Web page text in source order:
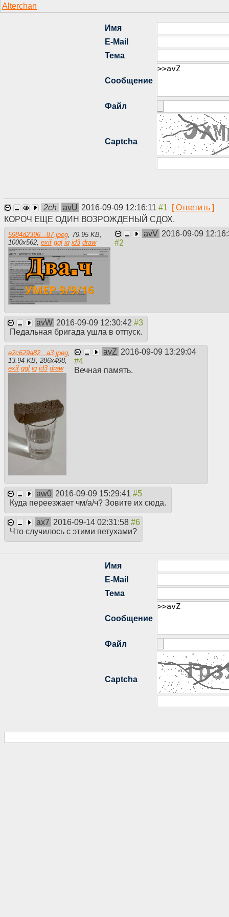
2ch avU 2016-09-09 12:16:11
КОРОЧ ЕЩЕ ОДИН ВОЗРОЖДЕНЫЙ СДОХ.
5984d2396...87.jpeg 79.95 KB
1000x562 exif ggl iq id3 draw
avV 2016-09-09
avW 2016-09-09 12:30:42
Педальная бригада ушла в отпуск.
e2c629a82...a3.jpeg
13.94 KB 286x498
exif ggl iq id3 draw
avZ 2016-09-09 13:29:04
Вечная память.
aw0 2016-09-09 15:29:41
Куда переезжает чм/а/ч? Зовите их сюда.
ax7 2016-09-14 02:31:58
Что случилось с этими петухами?